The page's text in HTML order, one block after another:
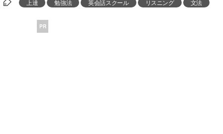
上達 勉強法 英会話スクール リスニング 文法
PR